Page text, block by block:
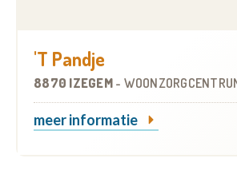
'T Pandje
8870 IZEGEM -
meer informatie